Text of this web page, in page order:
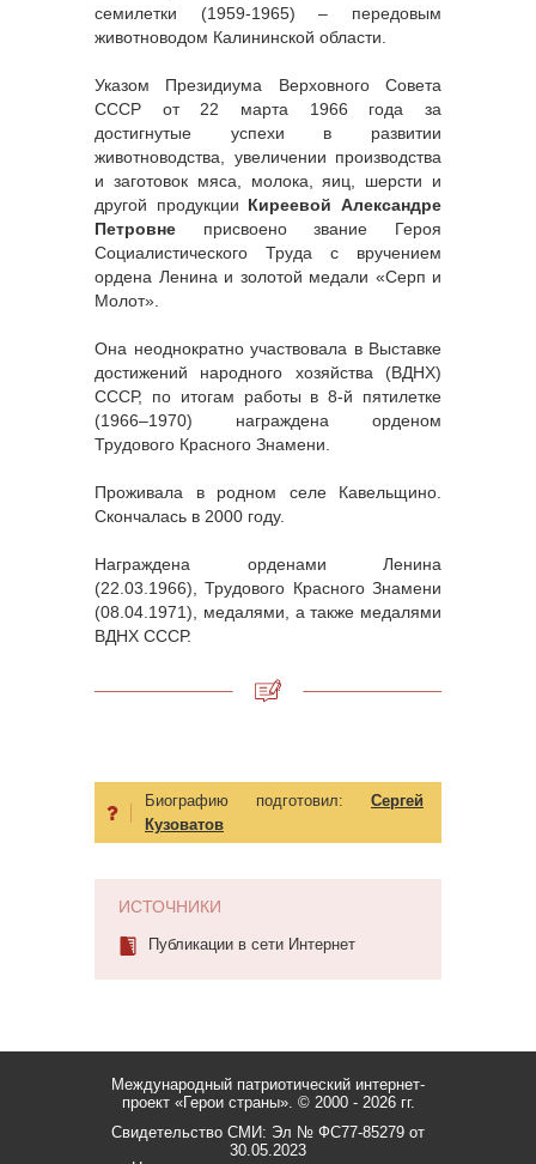
семилетки (1959-1965) – передовым
животноводом Калининской области.
Указом Президиума Верховного Совета
СССР от 22 марта 1966 года за
достигнутые успехи в развитии
животноводства, увеличении производства
и заготовок мяса, молока, яиц, шерсти и
другой продукции Киреевой Александре
Петровне присвоено звание Героя
Социалистического Труда с вручением
ордена Ленина и золотой медали «Серп и
Молот».
Она неоднократно участвовала в Выставке
достижений народного хозяйства (ВДНХ)
СССР, по итогам работы в 8-й пятилетке
(1966–1970) награждена орденом
Трудового Красного Знамени.
Проживала в родном селе Кавельщино.
Скончалась в 2000 году.
Награждена орденами Ленина
(22.03.1966), Трудового Красного Знамени
(08.04.1971), медалями, а также медалями
ВДНХ СССР.
Биографию подготовил: Сергей
Кузоватов
ИСТОЧНИКИ
Публикации в сети Интернет
Международный патриотический интернет-
проект «Герои страны». © 2000 - 2026 гг.
Свидетельство СМИ: Эл № ФС77-85279 от
30.05.2023